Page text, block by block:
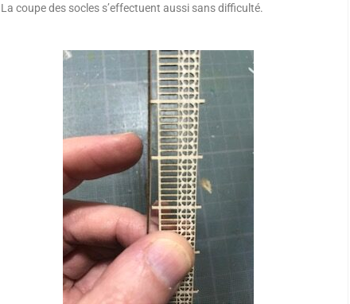
La coupe des socles s’effectuent aussi sans difficulté.